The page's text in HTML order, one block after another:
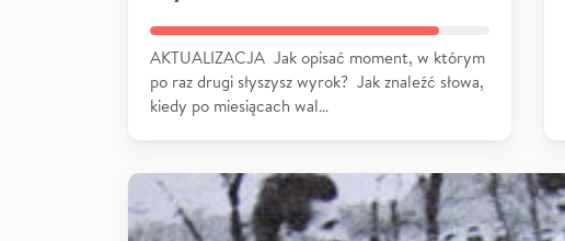
AKTUALIZACJA Jak opisać moment, w którym
po raz drugi słyszysz wyrok? Jak znaleźć słowa,
kiedy po miesiącach wal…